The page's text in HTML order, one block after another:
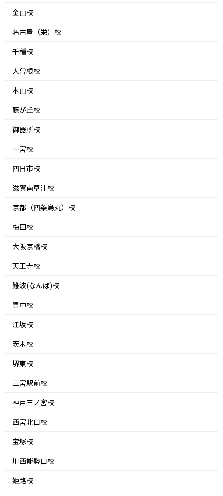
金山校
名古屋（栄）校
千種校
大曽根校
本山校
藤が丘校
御器所校
一宮校
四日市校
滋賀南草津校
京都（四条烏丸）校
梅田校
大阪京橋校
天王寺校
難波(なんば)校
豊中校
江坂校
茨木校
堺東校
三宮駅前校
神戸三ノ宮校
西宮北口校
宝塚校
川西能勢口校
姫路校